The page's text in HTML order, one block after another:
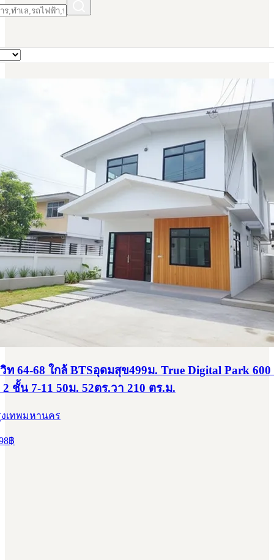
ท 64-68 ใกล้ BTSอุดมสุข499ม. True Digital Park 600
ชั้น 7-11 50ม. 52ตร.วา 210 ตร.ม.
เทพมหานคร
฿